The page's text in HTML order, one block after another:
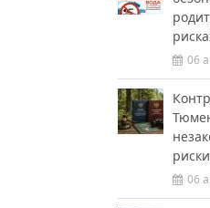
06
06